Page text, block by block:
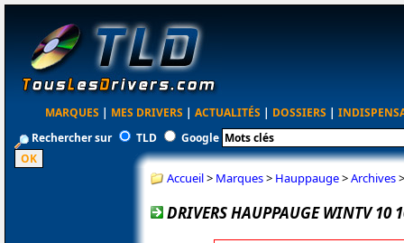
MARQUES | MES DRIVERS | ACTUALITÉS | DOSSIERS |
Rechercher sur
TLD Google
Accueil> Marques> Hauppauge>Archives
DRIVERS HAUPPAUGE WINTV 10